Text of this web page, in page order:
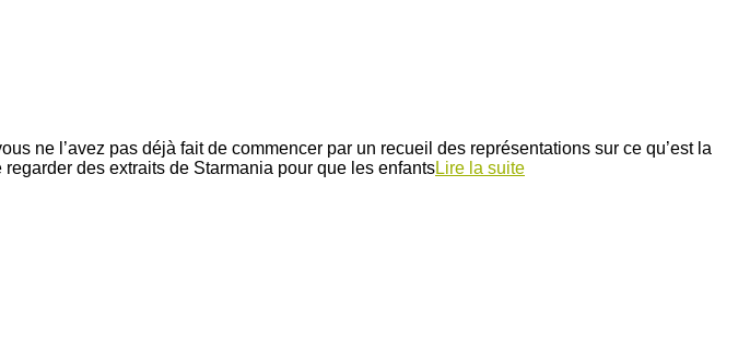
ne l’avez pas déjà fait de commencer par un recueil des représentations sur ce qu’est la
des extraits de Starmania pour que les enfantsLire la suite